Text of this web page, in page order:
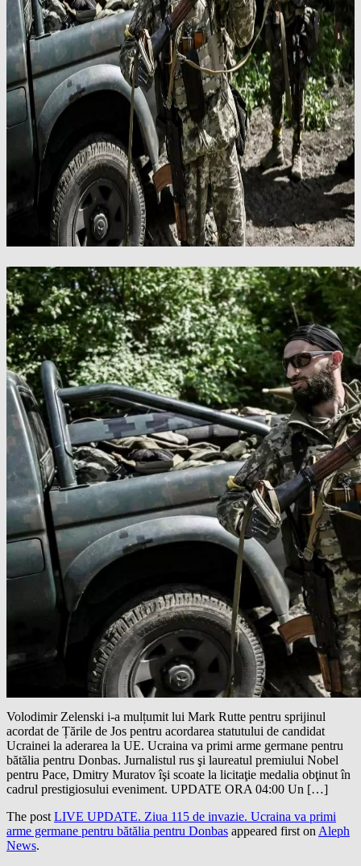
Volodimir Zelenski i-a mulțumit lui Mark Rutte pentru sprijinul
acordat de Țările de Jos pentru acordarea statutului de candidat
Ucrainei la aderarea la UE. Ucraina va primi arme germane pentru
bătălia pentru Donbas. Jurnalistul rus şi laureatul premiului Nobel
pentru Pace, Dmitry Muratov îşi scoate la licitaţie medalia obţinut în
cadrul prestigiosului eveniment. UPDATE ORA 04:00 Un […]
The post LIVE UPDATE. Ziua 115 de invazie. Ucraina va primi
arme germane pentru bătălia pentru Donbas appeared first on Aleph
News.